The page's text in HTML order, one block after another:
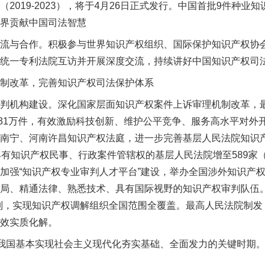
2019-2023），将于4月26日正式发行。中国首批9件种业
贡献中国司法智慧
合作。积极参与世界知识产权组织、国际保护知识产权协
一专利法院互访并开展深度交流，持续讲好中国知识产权司
革，完善知识产权司法保护体系
构建设。深化国家层面知识产权案件上诉审理机制改革，
万件，有效激励科技创新、维护公平竞争、服务高水平对外
宁、河南许昌知识产权法庭，进一步完善基层人民法院知
知识产权民事、行政案件管辖权的基层人民法院增至589家
强“知识产权专业审判人才平台”建设，举办全国涉外知识产
、精通法律、熟悉技术、具有国际视野的知识产权审判队伍
，实现知识产权调解组织全国范围全覆盖。最高人民法院制
实质化解。
基本实现社会主义现代化夯实基础、全面发力的关键时期。
责任有效落实 一纸欠条伤亲情 巡回调解促和解..